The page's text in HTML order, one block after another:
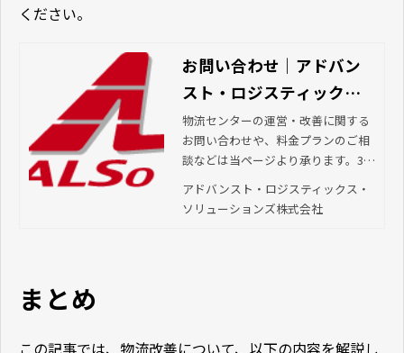
ください。
お問い合わせ｜アドバン
スト・ロジスティック
ス・ソリューションズ株
式会社（ALSo）「本物の
トヨタ式」で物流センタ
ー運営を改善
物流センターの運営・改善に関する
お問い合わせや、料金プランのご相
談などは当ページより承ります。3P
ください。
アドバンスト・ロジスティックス・
ソリューションズ株式会社
まとめ
この記事では、物流改善について、以下の内容を解説し